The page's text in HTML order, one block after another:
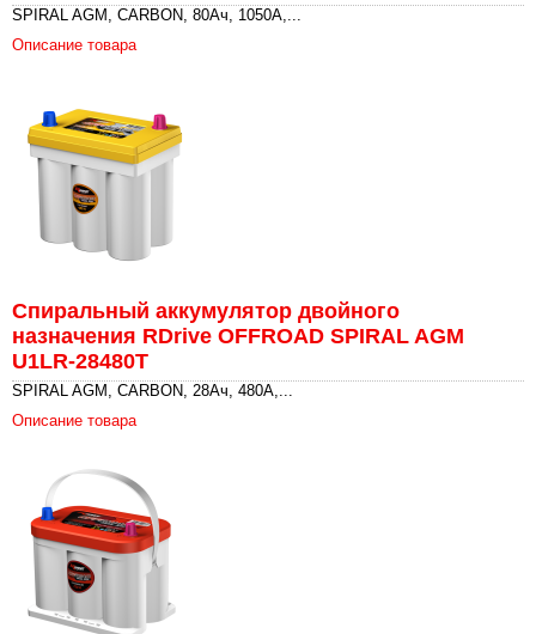
SPIRAL AGM, CARBON, 80Ач, 1050А,...
Описание товара
Спиральный аккумулятор двойного
назначения RDrive OFFROAD SPIRAL AGM
U1LR-28480T
SPIRAL AGM, CARBON, 28Ач, 480А,...
Описание товара